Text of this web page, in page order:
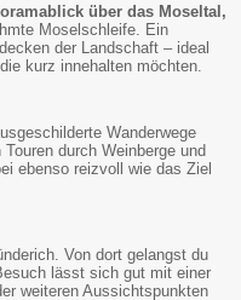
über das Moseltal,
Moselschleife. Ein
der Landschaft – ideal
kurz innehalten möchten.
Wanderwege
durch Weinberge und
ebenso reizvoll wie das Ziel
Von dort gelangst du
lässt sich gut mit einer
weiteren Aussichtspunkten